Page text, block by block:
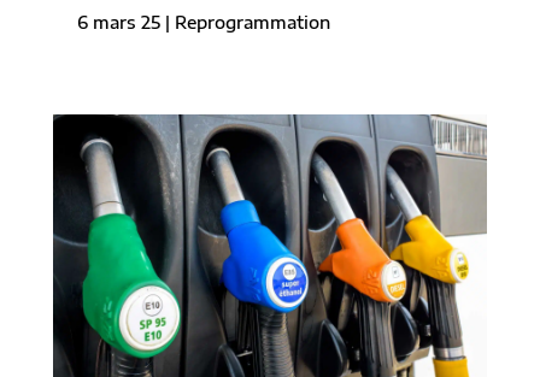
6 mars 25| Reprogrammation